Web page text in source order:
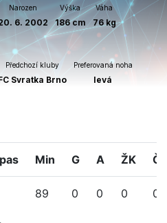
Narozen
6. 2002
Výška
186 cm
Váha
76 kg
Předchozí kluby
Svratka Brno
Preferovaná noha
levá
Min G A ŽK
89 0 0 0 0